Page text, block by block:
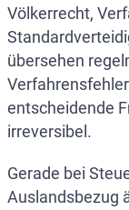
Völkerrecht,
übersehen
entscheidende
irreversibel.
Gerade bei
Auslandsbezug